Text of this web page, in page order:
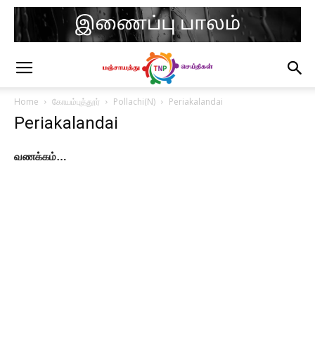
Home கோயம்புத்தூர் Pollachi(N) Periakalandai
Periakalandai
வணக்கம்…